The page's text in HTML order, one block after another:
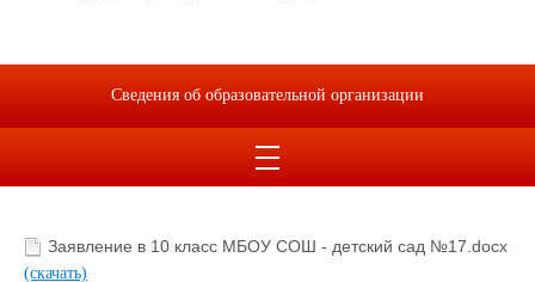
31.10.2025
Заявление в 10 класс МБОУ СОШ - детский сад №17.docx
(скачать)
Сведения об образовательной организации